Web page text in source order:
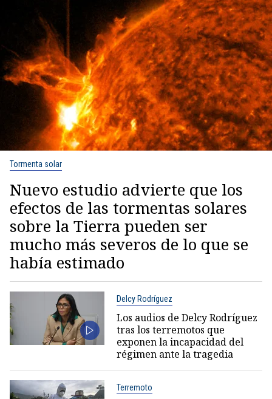
Tormenta solar
Nuevo estudio advierte que los
efectos de las tormentas solares
sobre la Tierra pueden ser
mucho más severos de lo que se
había estimado
Delcy Rodríguez
Los audios de Delcy Rodríguez
tras los terremotos que
exponen la incapacidad del
régimen ante la tragedia
Terremoto